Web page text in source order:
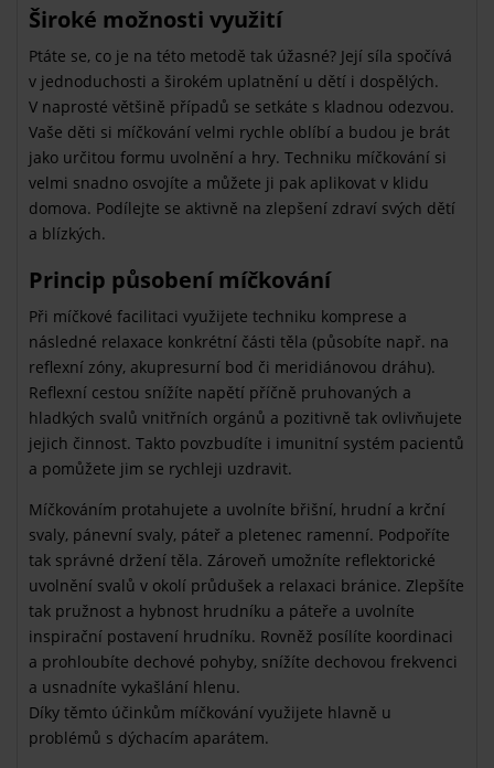
Široké možnosti využití
Ptáte se, co je na této metodě tak úžasné? Její síla spočívá
v jednoduchosti a širokém uplatnění u dětí i dospělých.
V naprosté většině případů se setkáte s kladnou odezvou.
Vaše děti si míčkování velmi rychle oblíbí a budou je brát
jako určitou formu uvolnění a hry. Techniku míčkování si
velmi snadno osvojíte a můžete ji pak aplikovat v klidu
domova. Podílejte se aktivně na zlepšení zdraví svých dětí
a blízkých.
Princip působení míčkování
Při míčkové facilitaci využijete techniku komprese a
následné relaxace konkrétní části těla (působíte např. na
reflexní zóny, akupresurní bod či meridiánovou dráhu).
Reflexní cestou snížíte napětí příčně pruhovaných a
hladkých svalů vnitřních orgánů a pozitivně tak ovlivňujete
jejich činnost. Takto povzbudíte i imunitní systém pacientů
a pomůžete jim se rychleji uzdravit.
Míčkováním protahujete a uvolníte břišní, hrudní a krční
svaly, pánevní svaly, páteř a pletenec ramenní. Podpoříte
tak správné držení těla. Zároveň umožníte reflektorické
uvolnění svalů v okolí průdušek a relaxaci bránice. Zlepšíte
tak pružnost a hybnost hrudníku a páteře a uvolníte
inspirační postavení hrudníku. Rovněž posílíte koordinaci
a prohloubíte dechové pohyby, snížíte dechovou frekvenci
a usnadníte vykašlání hlenu.
Díky těmto účinkům míčkování využijete hlavně u
problémů s dýchacím aparátem.